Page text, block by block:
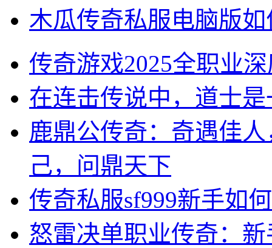
木瓜传奇私服电脑版
传奇游戏2025全职业
在连击传说中，道士
鹿鼎公传奇：奇遇佳
己，问鼎天下
传奇私服sf999新手如
怒雷决单职业传奇：